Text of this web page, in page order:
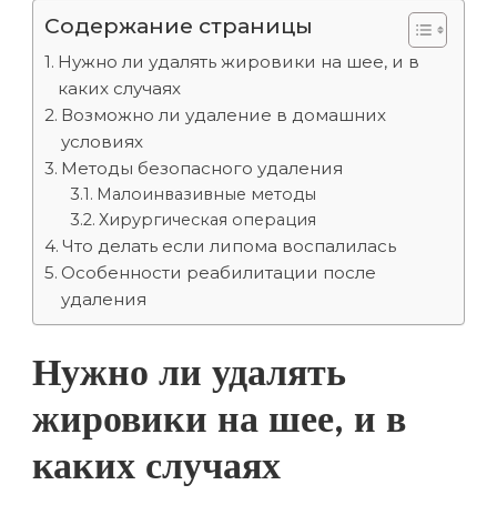
Содержание страницы
Нужно ли удалять жировики на шее, и в
каких случаях
Возможно ли удаление в домашних
условиях
Методы безопасного удаления
Малоинвазивные методы
Хирургическая операция
Что делать если липома воспалилась
Особенности реабилитации после
удаления
Нужно ли удалять
жировики на шее, и в
каких случаях